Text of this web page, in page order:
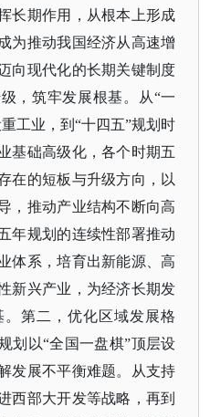
长期作用，从根本上形成
为推动我国经济从高速增
向现代化的长期关键制度
，筑牢发展根基。从“一
工业，到“十四五”规划时
基础高级化，各个时期五
在的短板与升级方向，以
，推动产业结构不断向高
年规划的连续性部署推动
体系，培育出新能源、高
新兴产业，为经济长期发
第二，优化区域发展格
划以“全国一盘棋”顶层设
发展不平衡难题。从支持
西部大开发等战略，再到